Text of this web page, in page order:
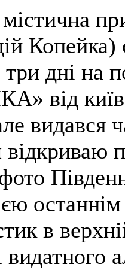
Копейка)
дні на
від
видався
відкриваю
в
видатного